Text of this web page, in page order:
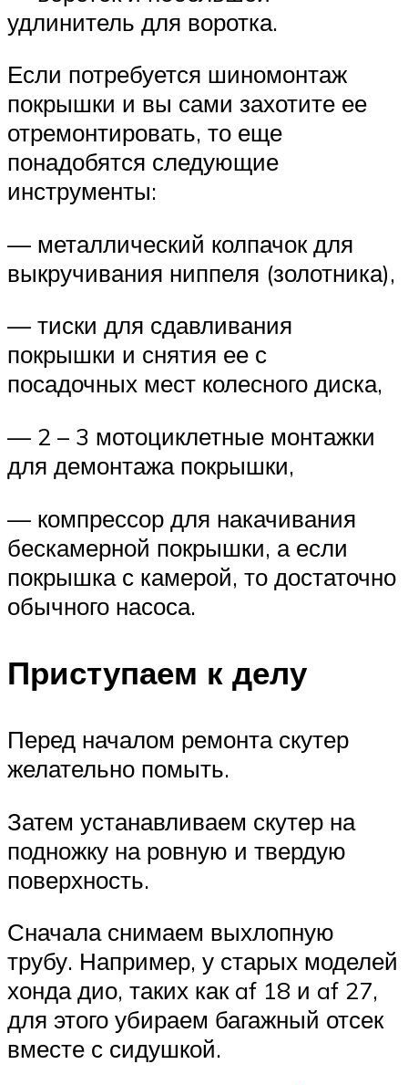
удлинитель для воротка.
Если потребуется шиномонтаж
покрышки и вы сами захотите ее
отремонтировать, то еще
понадобятся следующие
инструменты:
— металлический колпачок для
выкручивания ниппеля (золотника),
— тиски для сдавливания
покрышки и снятия ее с
посадочных мест колесного диска,
— 2 – 3 мотоциклетные монтажки
для демонтажа покрышки,
— компрессор для накачивания
бескамерной покрышки, а если
покрышка с камерой, то достаточно
обычного насоса.
Приступаем к делу
Перед началом ремонта скутер
желательно помыть.
Затем устанавливаем скутер на
подножку на ровную и твердую
поверхность.
Сначала снимаем выхлопную
трубу. Например, у старых моделей
хонда дио, таких как af 18 и af 27,
для этого убираем багажный отсек
вместе с сидушкой.